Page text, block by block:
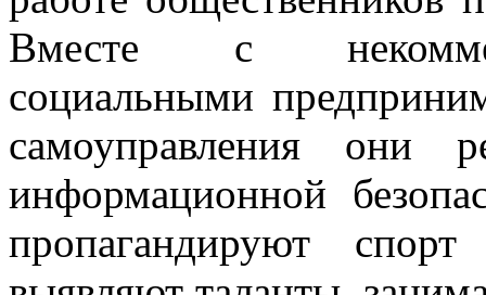
Вместе с
социальными
самоуправления они
информационной
пропагандируют